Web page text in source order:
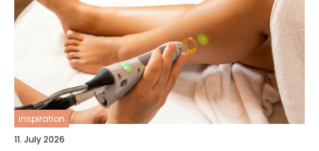
inspiration
11. July 2026